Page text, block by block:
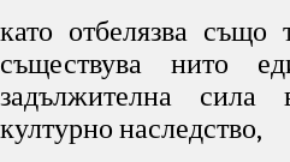
като отбелязва
съществува нито
задължителна сила
културно наследство,